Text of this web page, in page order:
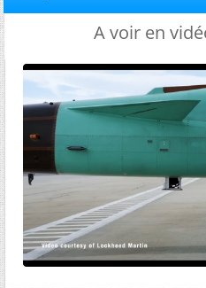
A voir en